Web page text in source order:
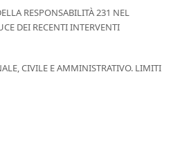
RESPONSABILITÀ 231 NEL
DEI RECENTI INTERVENTI
CIVILE E AMMINISTRATIVO. LIMITI